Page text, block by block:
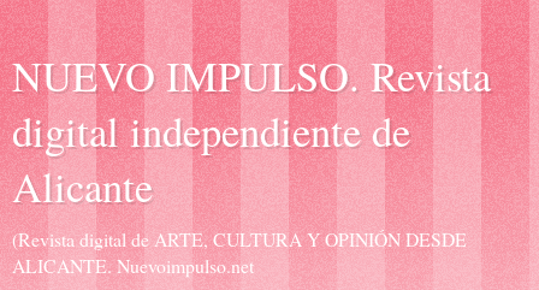
NUEVO IMPULSO. Revista
digital independiente de
Alicante
(Revista digital de ARTE, CULTURA Y OPINIÓN DESDE
ALICANTE. Nuevoimpulso.net